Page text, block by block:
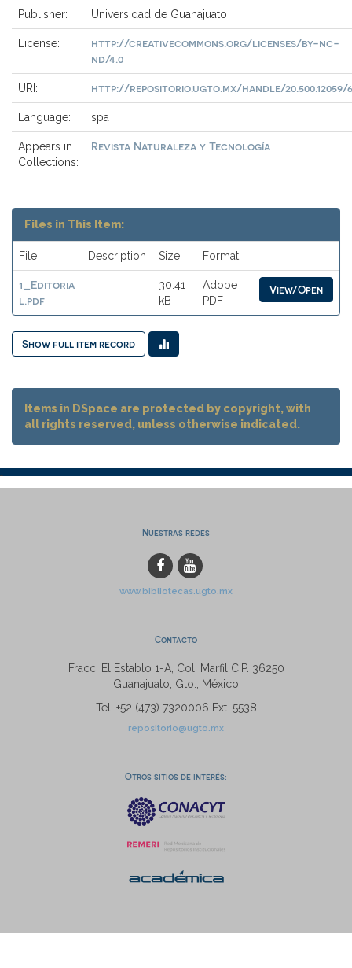
Publisher: Universidad de Guanajuato
License:
http://creativecommons.org/licenses/by-nc-
nd/4.0
URI: http://repositorio.ugto.mx/handle/20.500.12059/
Language: spa
Appears in
Collections:
Revista Naturaleza y Tecnología
Files in This Item:
File Description Size Format
1_Editoria
l.pdf
30.41
kB
Adobe
PDF
View/Open
Show full item record
Items in DSpace are protected by copyright, with
all rights reserved, unless otherwise indicated.
Nuestras redes
www.bibliotecas.ugto.mx
Contacto
Fracc. El Establo 1-A, Col. Marfil C.P. 36250
Guanajuato, Gto., México
Tel: +52 (473) 7320006 Ext. 5538
repositorio@ugto.mx
Otros sitios de interés: